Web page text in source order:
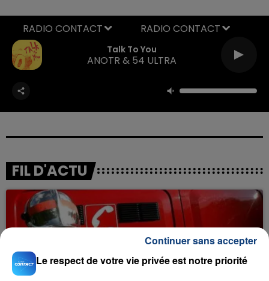
Talk To You
ANOTR & 54 ULTRA
RADIO CONTACT
FIL D'ACTU
Le respect de votre vie privée est notre priorité
Continuer sans accepter